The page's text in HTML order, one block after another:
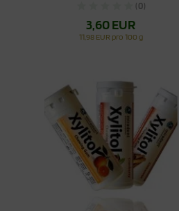
(0)
3,60 EUR
11,98 EUR pro 100 g